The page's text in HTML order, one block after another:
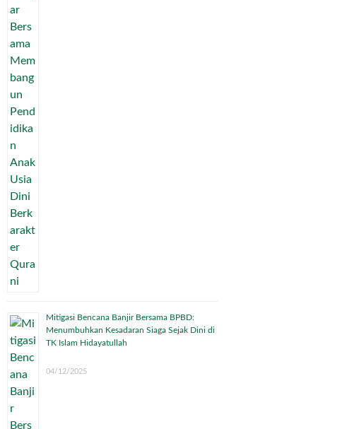
Mitigasi Bencana Banjir Bersama BPBD:
Menumbuhkan Kesadaran Siaga Sejak Dini di
TK Islam Hidayatullah
04/12/2025